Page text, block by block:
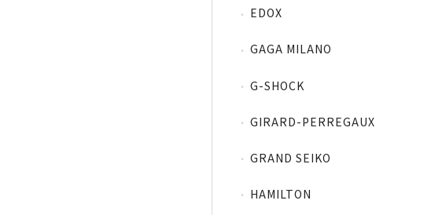
EDOX
GAGA MILANO
G-SHOCK
GIRARD-PERREGAUX
GRAND SEIKO
HAMILTON